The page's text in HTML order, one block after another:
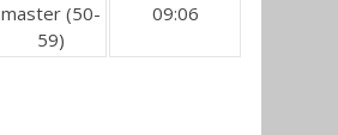
master (50-
59)
09:06